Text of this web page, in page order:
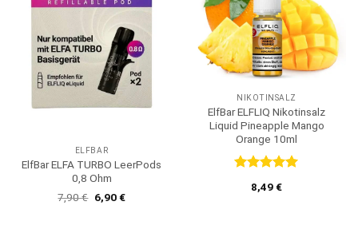
ELFBAR
ElfBar ELFA TURBO LeerPods
0,8 Ohm
7,90€ Ursprünglicher
Preis
6,90€Aktueller
NIKOTINSALZ
ElfBar ELFLIQ Nikotinsalz
Liquid Pineapple Mango
Orange 10ml
mit5von
8,49€